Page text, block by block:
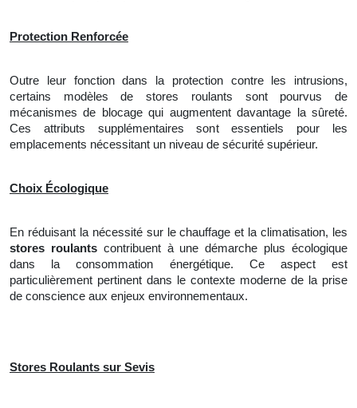
Protection Renforcée
Outre leur fonction dans la protection contre les intrusions,
certains modèles de stores roulants sont pourvus de
mécanismes de blocage qui augmentent davantage la sûreté.
Ces attributs supplémentaires sont essentiels pour les
emplacements nécessitant un niveau de sécurité supérieur.
Choix Écologique
En réduisant la nécessité sur le chauffage et la climatisation, les
stores roulantscontribuent à une démarche plus écologique
dans la consommation énergétique. Ce aspect est
particulièrement pertinent dans le contexte moderne de la prise
de conscience aux enjeux environnementaux.
Stores Roulants sur Sevis